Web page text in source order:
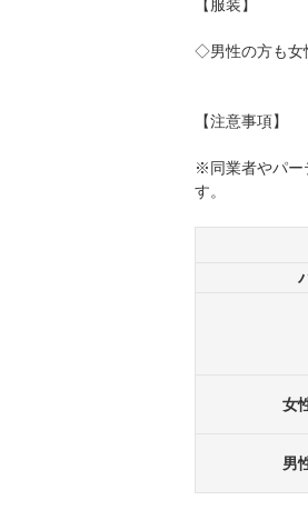
【服装】
◇男性の方も女
【注意事項】
※同業者やパー
す。
女
男